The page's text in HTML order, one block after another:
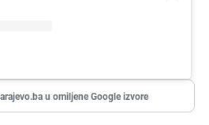
u omiljene Google izvore